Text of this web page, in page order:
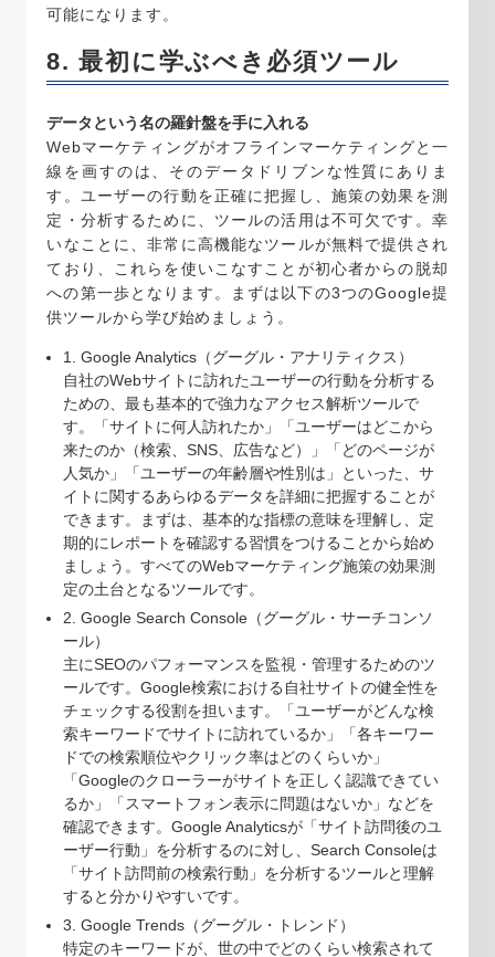
可能になります。
8. 最初に学ぶべき必須ツール
データという名の羅針盤を手に入れる
Webマーケティングがオフラインマーケティングと一
線を画すのは、そのデータドリブンな性質にありま
す。ユーザーの行動を正確に把握し、施策の効果を測
定・分析するために、ツールの活用は不可欠です。幸
いなことに、非常に高機能なツールが無料で提供され
ており、これらを使いこなすことが初心者からの脱却
への第一歩となります。まずは以下の3つのGoogle提
供ツールから学び始めましょう。
1. Google Analytics（グーグル・アナリティクス）
自社のWebサイトに訪れたユーザーの行動を分析する
ための、最も基本的で強力なアクセス解析ツールで
す。「サイトに何人訪れたか」「ユーザーはどこから
来たのか（検索、SNS、広告など）」「どのページが
人気か」「ユーザーの年齢層や性別は」といった、サ
イトに関するあらゆるデータを詳細に把握することが
できます。まずは、基本的な指標の意味を理解し、定
期的にレポートを確認する習慣をつけることから始め
ましょう。すべてのWebマーケティング施策の効果測
定の土台となるツールです。
2. Google Search Console（グーグル・サーチコンソ
ール）
主にSEOのパフォーマンスを監視・管理するためのツ
ールです。Google検索における自社サイトの健全性を
チェックする役割を担います。「ユーザーがどんな検
索キーワードでサイトに訪れているか」「各キーワー
ドでの検索順位やクリック率はどのくらいか」
「Googleのクローラーがサイトを正しく認識できてい
るか」「スマートフォン表示に問題はないか」などを
確認できます。Google Analyticsが「サイト訪問後のユ
ーザー行動」を分析するのに対し、Search Consoleは
「サイト訪問前の検索行動」を分析するツールと理解
すると分かりやすいです。
3. Google Trends（グーグル・トレンド）
特定のキーワードが、世の中でどのくらい検索されて